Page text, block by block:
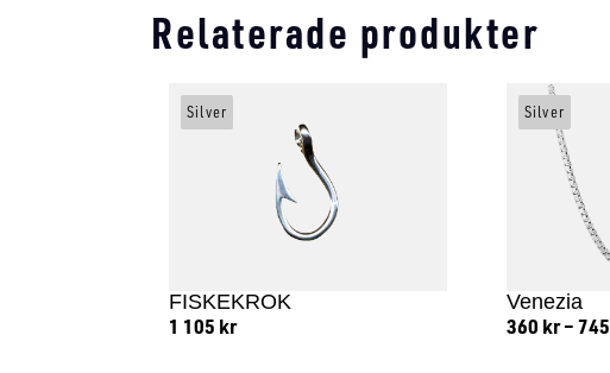
Relaterade produkter
FISKEKROK
1 105 kr
Silver
Venezia
360 kr –745
Silver